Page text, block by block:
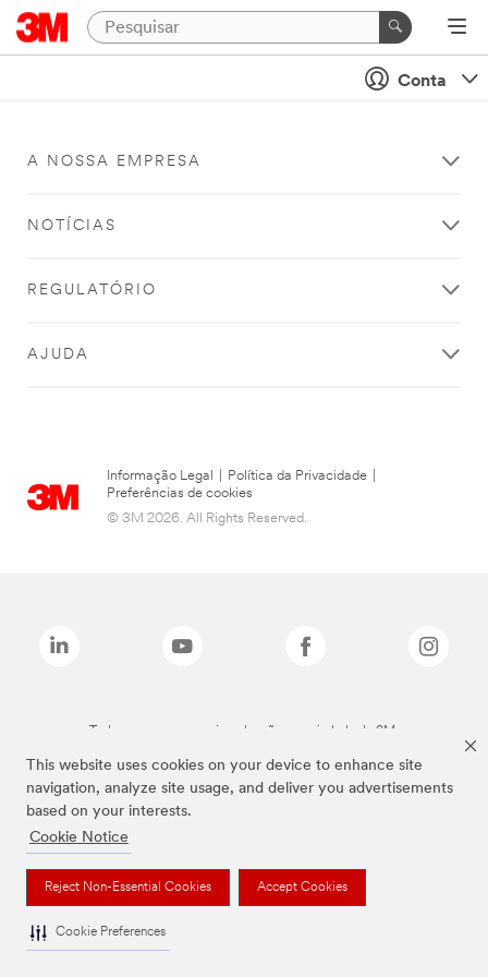
This website uses cookies on your device to enhance site
navigation, analyze site usage, and deliver you advertisements
based on your interests.
Cookie Notice
Reject Non-Essential Cookies Accept Cookies
Cookie Preferences
Conta
A NOSSA EMPRESA
NOTÍCIAS
REGULATÓRIO
AJUDA
Informação Legal Política da Privacidade
Preferências de cookies
© 3M 2026. All Rights Reserved.
Todas as marcas mencionadas são propriedade da 3M.